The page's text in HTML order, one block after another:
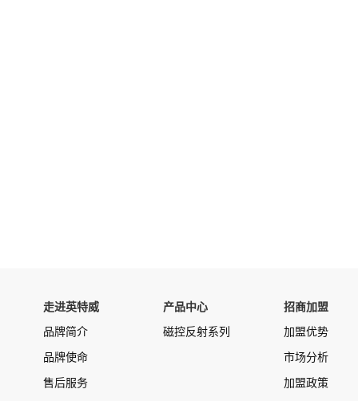
走进英特威
品牌简介
品牌使命
售后服务
产品中心
磁控反射系列
招商加盟
加盟优势
市场分析
加盟政策